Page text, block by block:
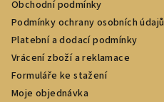
Obchodní podmínky
Podmínky ochrany osobních údajů
Platební a dodací podmínky
Vrácení zboží a reklamace
Formuláře ke stažení
Moje objednávka